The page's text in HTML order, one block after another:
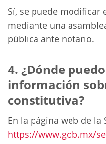
Sí, se puede modificar
mediante una
pública ante notario.
4. ¿Dónde
información
constitutiva?
En la página web de la
https://www.gob.mx/se